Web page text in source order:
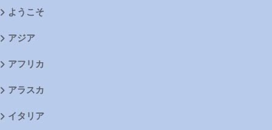
ようこそ
アジア
アフリカ
アラスカ
イタリア